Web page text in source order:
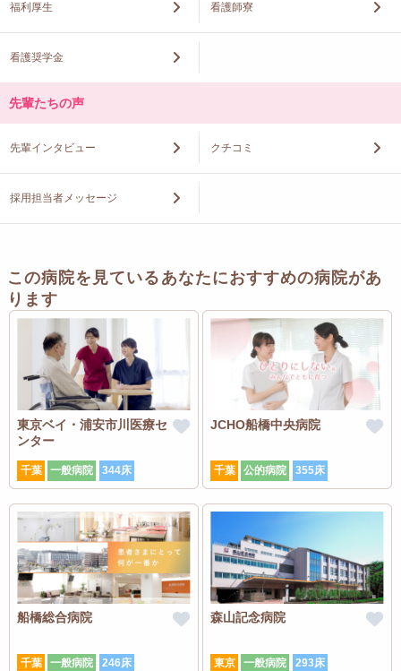
福利厚生 看護師寮
看護奨学金
先輩たちの声
先輩インタビュー クチコミ
採用担当者メッセージ
この病院を見ているあなたにおすすめの病院があ
ります
東京ベイ・浦安市川医療セ
ンター
千葉 一般病院 344床
JCHO船橋中央病院
千葉 公的病院 355床
船橋総合病院
千葉 一般病院 246床
森山記念病院
東京 一般病院 293床